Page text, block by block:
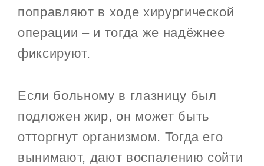
поправляют в ходе хирургической
операции – и тогда же надёжнее
фиксируют.
Если больному в глазницу был
подложен жир, он может быть
отторгнут организмом. Тогда его
вынимают, дают воспалению сойти